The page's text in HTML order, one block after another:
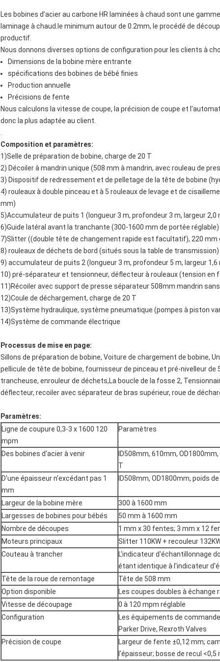
Les bobines d'acier au carbone HR laminées à chaud sont une
laminage à chaud.le minimum autour de 0.2mm, le procédé de
productif.
Nous donnons diverses options de configuration pour les clients à
Dimensions de la bobine mère entrante
spécifications des bobines de bébé finies
Production annuelle
Précisions de fente
Nous calculons la vitesse de coupe, la précision de coupe et
donc la plus adaptée au client.
.
Composition et paramètres:
1)Selle de préparation de bobine, charge de 20 T
2) Décoiler à mandrin unique (508 mm à mandrin, avec rouleau de
3) Dispositif de redressement et de pelletage de la tête de bobine
4) rouleaux à double pinceau et à 5 rouleaux de levage et de
mm)
5)Accumulateur de puits 1 (longueur 3 m, profondeur 3 m, largeur 2,0
6)Guide latéral avant la tranchante (300-1600 mm de portée réglable)
7)Slitter ((double tête de changement rapide est facultatif), 220 mm
8) rouleaux de déchets de bord (situés sous la table de
9) accumulateur de puits 2 (longueur 3 m, profondeur 5 m, largeur 1,6
10) pré-séparateur et tensionneur, déflecteur à rouleaux (tension en
11)Récoiler avec support de presse séparateur 508mm mandrin
12)Coule de déchargement, charge de 20 T
13)Système hydraulique, système pneumatique (pompes à piston
14)Système de commande électrique
Processus de mise en page:
Sillons de préparation de bobine, Voiture de chargement de bobine,
pellicule de tête de bobine, fournisseur de pinceau et pré-nivelleur de
trancheuse, enrouleur de déchets,La boucle de la fosse 2,
déflecteur, recoiler avec séparateur de bras supérieur, roue de
Paramètres:
Ligne de coupure 0,3-3 x 1600 120
mpm
Paramètres
Des bobines d'acier à venir
ID508mm, 610mm,
T
D'une épaisseur n'excédant pas 1
mm
ID508mm, OD1800mm, poids
Largeur de la bobine mère
300 à 1600 mm
Largesses de bobines pour bébés
50 mm à 1600 mm
Nombre de découpes
1 mm x 30 fentes; 3 mm x 12
Moteurs principaux
Slitter 110KW + recouleur
Couteau à trancher
L'indicateur d'échantillonnage
étant identique à l'indicateur
Tête de la roue de remontage
Tête de 508 mm
Option disponible
Les coupes doubles à échange
Vitesse de découpage
0 à 120 mpm réglable
Configuration
Les équipements de
Parker Drive, Rexroth Valves
Précision de coupe
Largeur de fente ±0,12 mm;
l'épaisseur; bosse de recul <0,5